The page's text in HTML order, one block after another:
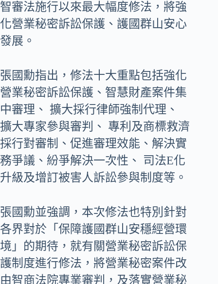
智審法施行以來最大幅度修法，將強
化營業秘密訴訟保護、護國群山安心
發展。
張國勳指出，修法十大重點包括強化
營業秘密訴訟保護、智慧財產案件集
中審理、 擴大採行律師強制代理、
擴大專家參與審判、 專利及商標救濟
採行對審制、促進審理效能、解決實
務爭議、紛爭解決一次性、 司法E化
升級及增訂被害人訴訟參與制度等。
張國勳並強調，本次修法也特別針對
各界對於「保障護國群山安穩經營環
境」的期待，就有關營業秘密訴訟保
護制度進行修法，將營業秘密案件改
由智商法院專業審判，及落實營業秘